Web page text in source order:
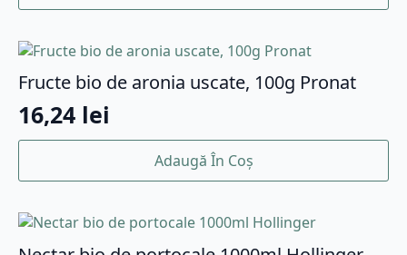
Fructe bio de aronia uscate, 100g Pronat
16,24 lei
Adaugă În Coș